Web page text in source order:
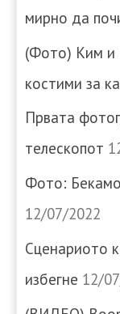
мирно да
(Фото) Ким и
костими за
Првата
телескопот
Фото:
12/07/2022
Сценариото
избегне 12/